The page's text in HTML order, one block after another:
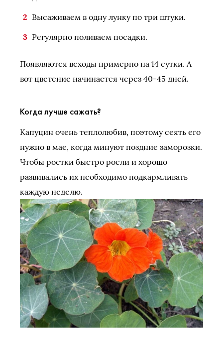
Высаживаем в одну лунку по три штуки.
Регулярно поливаем посадки.
Появляются всходы примерно на 14 сутки. А
вот цветение начинается через 40-45 дней.
Когда лучше сажать?
Капуцин очень теплолюбив, поэтому сеять его
нужно в мае, когда минуют поздние заморозки.
Чтобы ростки быстро росли и хорошо
развивались их необходимо подкармливать
каждую неделю.